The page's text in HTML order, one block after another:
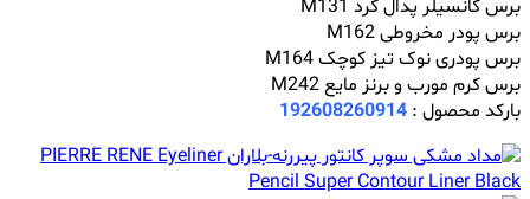
برس کانسیلر پدال گرد M131
برس پودر مخروطی M162
برس پودری نوک تیز کوچک M164
برس کرم مورب و برنز مایع M242
بارکد محصول : 192608260914